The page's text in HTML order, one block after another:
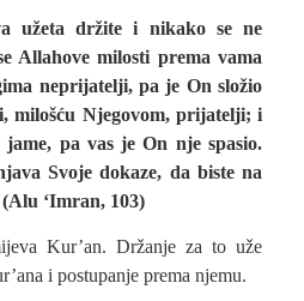
užeta držite i nikako se ne
Allahove milosti prema vama
neprijatelji, pa je On složio
milošću Njegovom, prijatelji; i
pa vas je On nje spasio.
Svoje dokaze, da biste na
‘Imran, 103)
Kur’an. Držanje za to uže
i postupanje prema njemu.